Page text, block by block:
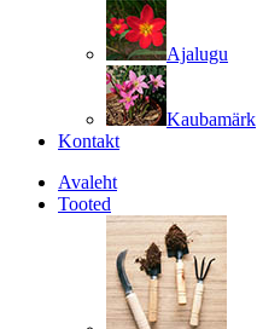
Ajalugu
Kaubamärk
Kontakt
Avaleht
Tooted